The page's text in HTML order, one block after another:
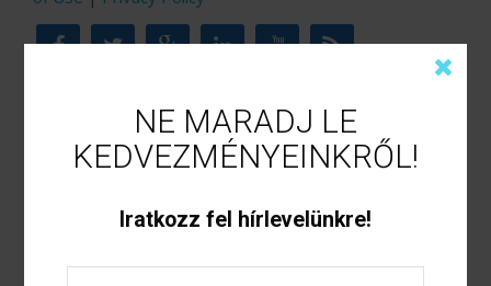
Legutóbbi bejegyzések
NE MARADJ LE
KEDVEZMÉNYEINKRŐL!
Iratkozz fel hírlevelünkre!
NE MARADJ LE
KEDVEZMÉNYEINKRŐL!
Iratkozz fel hírlevelünkre!